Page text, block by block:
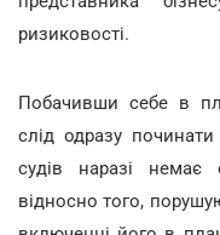
ризиковості.
Побачивши себе в
слід одразу
судів наразі немає
відносно того,